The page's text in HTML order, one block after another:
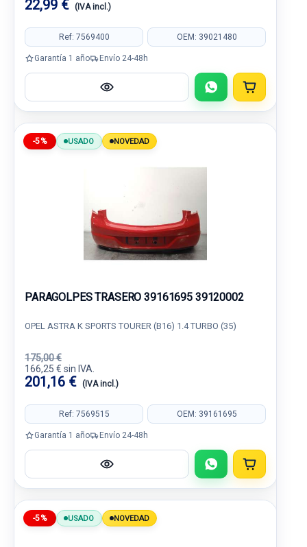
22,99 € (IVA incl.)
Ref: 7569400 OEM: 39021480
Garantía 1 año Envío 24-48h
-5% USADO NOVEDAD
PARAGOLPES TRASERO 39161695 39120002
OPEL ASTRA K SPORTS TOURER (B16) 1.4 TURBO (35)
175,00 €
166,25 € sin IVA.
201,16 € (IVA incl.)
Ref: 7569515 OEM: 39161695
Garantía 1 año Envío 24-48h
-5% USADO NOVEDAD